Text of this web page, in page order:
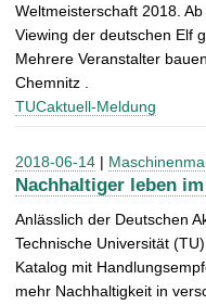
Weltmeisterschaft 2018.
Viewing der deutschen Elf
Mehrere Veranstalter
Chemnitz .
TUCaktuell-Meldung
2018-06-14 |
Nachhaltiger leben
Anlässlich der Deutschen
Technische Universität
Katalog mit
mehr Nachhaltigkeit in